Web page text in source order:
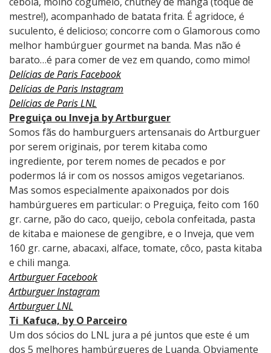
mestre!), acompanhado de batata frita. É agridoce, é
suculento, é delicioso; concorre com o Glamorous como
melhor hambúrguer gourmet na banda. Mas não é
barato…é para comer de vez em quando, como mimo!
Delícias de Paris Facebook
Delícias de Paris Instagram
Delícias de Paris LNL
Preguiça ou Inveja by Artburguer
Somos fãs do hamburguers artensanais do Artburguer
por serem originais, por terem kitaba como
ingrediente, por terem nomes de pecados e por
podermos lá ir com os nossos amigos vegetarianos.
Mas somos especialmente apaixonados por dois
hambúrgueres em particular: o Preguiça, feito com 160
gr. carne, pão do caco, queijo, cebola confeitada, pasta
de kitaba e maionese de gengibre, e o Inveja, que vem
160 gr. carne, abacaxi, alface, tomate, côco, pasta kitaba
e chili manga.
Artburguer Facebook
Artburguer Instagram
Artburguer LNL
Ti_Kafuca, by O Parceiro
Um dos sócios do LNL jura a pé juntos que este é um
dos 5 melhores hambúrgueres de Luanda. Obviamente